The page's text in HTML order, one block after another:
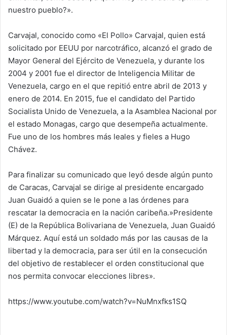
nuestro pueblo?».
Carvajal, conocido como «El Pollo» Carvajal, quien está
solicitado por EEUU por narcotráfico, alcanzó el grado de
Mayor General del Ejército de Venezuela, y durante los
2004 y 2001 fue el director de Inteligencia Militar de
Venezuela, cargo en el que repitió entre abril de 2013 y
enero de 2014. En 2015, fue el candidato del Partido
Socialista Unido de Venezuela, a la Asamblea Nacional por
el estado Monagas, cargo que desempeña actualmente.
Fue uno de los hombres más leales y fieles a Hugo
Chávez.
Para finalizar su comunicado que leyó desde algún punto
de Caracas, Carvajal se dirige al presidente encargado
Juan Guaidó a quien se le pone a las órdenes para
rescatar la democracia en la nación caribeña.»Presidente
(E) de la República Bolivariana de Venezuela, Juan Guaidó
Márquez. Aquí está un soldado más por las causas de la
libertad y la democracia, para ser útil en la consecución
del objetivo de restablecer el orden constitucional que
nos permita convocar elecciones libres».
https://www.youtube.com/watch?v=NuMnxfks1SQ